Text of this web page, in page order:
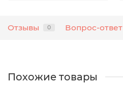
Отзывы 0 Вопрос-ответ
Похожие товары